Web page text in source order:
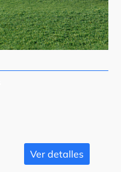
Ver detalles